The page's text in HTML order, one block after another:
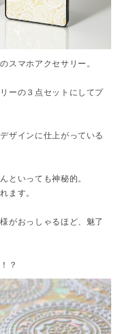
スマホアクセサリー。
ーの３点セットにしてプ
ザインに仕上がっている
といっても神秘的。
ます。
がおっしゃるほど、魅了
？